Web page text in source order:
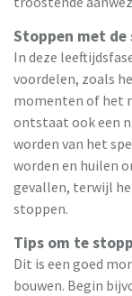
Stoppen met de
In deze
voordelen, zoals
momenten of het
ontstaat ook een
worden van het
worden en huilen
gevallen, terwijl
stoppen.
Tips om te
Dit is een goed
bouwen. Begin